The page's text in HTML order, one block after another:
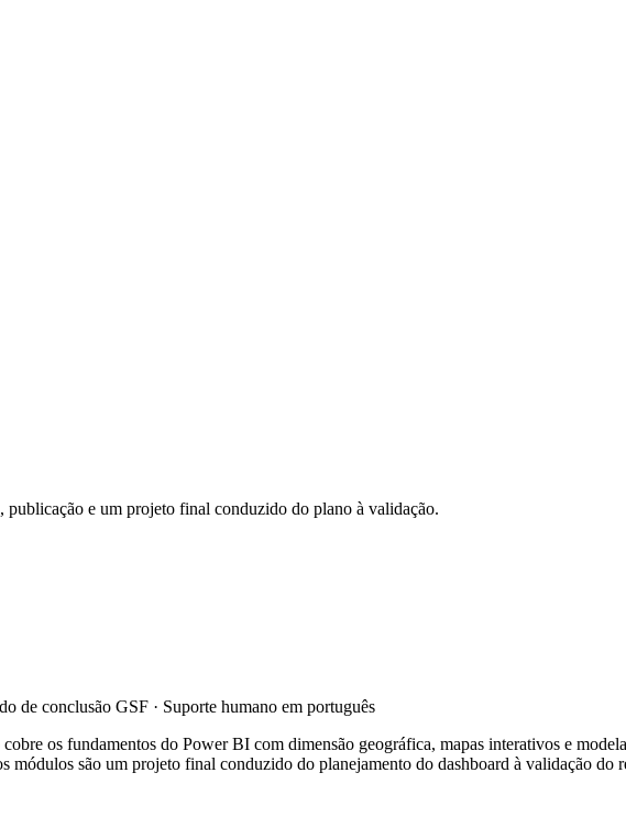
e um projeto final conduzido do plano à validação.
de conclusão GSF · Suporte humano em português
os fundamentos do Power BI com dimensão geográfica, mapas interativos e
módulos são um projeto final conduzido do planejamento do dashboard à validação do